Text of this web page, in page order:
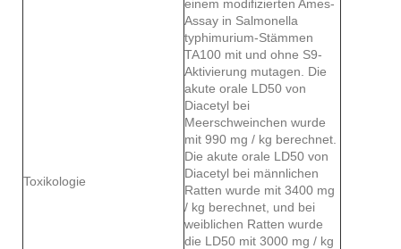
Toxikologie
einem modifizierten Ames-
Assay in Salmonella
typhimurium-Stämmen
TA100 mit und ohne S9-
Aktivierung mutagen. Die
akute orale LD50 von
Diacetyl bei
Meerschweinchen wurde
mit 990 mg / kg berechnet.
Die akute orale LD50 von
Diacetyl bei männlichen
Ratten wurde mit 3400 mg
/ kg berechnet, und bei
weiblichen Ratten wurde
die LD50 mit 3000 mg / kg